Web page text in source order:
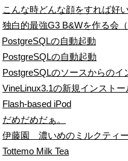
こんな時どんな顔をすれば好
独白的最強G3 B&Wを作る会
PostgreSQLの自動起動
PostgreSQLの自動起動
PostgreSQLのソースからのイ
VineLinux3.1の新規インストー
Flash-based iPod
だめだめだぁ。
伊藤園 濃いめのミルクティ
Tottemo Milk Tea